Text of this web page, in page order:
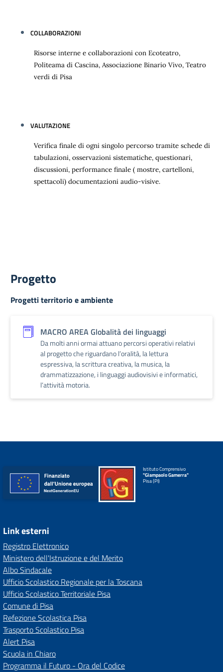
COLLABORAZIONI
Risorse interne e collaborazioni con Ecoteatro,
Politeama di Cascina, Associazione Binario Vivo, Teatro
verdi di Pisa
VALUTAZIONE
Verifica finale di ogni singolo percorso tramite schede di
tabulazioni, osservazioni sistematiche, questionari,
discussioni, performance finale ( mostre, cartelloni,
spettacoli) documentazioni audio-visive.
Progetto
Progetti territorio e ambiente
MACRO AREA Globalità dei linguaggi
Da molti anni ormai attuano percorsi operativi relativi
al progetto che riguardano l’oralità, la lettura
espressiva, la scrittura creativa, la musica, la
drammatizzazione, i linguaggi audiovisivi e informatici,
l’attività motoria.
Istituto Comprensivo
"Giampaolo Gamerra"
Pisa (PI)
Link esterni
Registro Elettronico
Ministero dell'Istruzione e del Merito
Albo Sindacale
Ufficio Scolastico Regionale per la Toscana
Ufficio Scolastico Territoriale Pisa
Comune di Pisa
Refezione Scolastica Pisa
Trasporto Scolastico Pisa
Alert Pisa
Scuola in Chiaro
Programma il Futuro - Ora del Codice